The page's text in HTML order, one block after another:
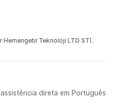
Teknoloji LTD STİ.
direta em Português